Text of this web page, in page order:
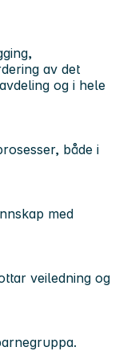
av det
og i hele
både i
med
veiledning og